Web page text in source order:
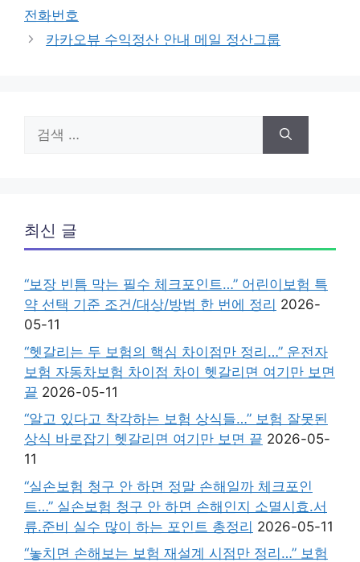
리
전화번호
카카오뷰 수익정산 안내 메일 정산그룹
색:
최신 글
“보장 빈틈 막는 필수 체크포인트…” 어린이보험 특
약 선택 기준 조건/대상/방법 한 번에 정리 2026-
05-11
“헷갈리는 두 보험의 핵심 차이점만 정리…” 운전자
보험 자동차보험 차이점 차이 헷갈리면 여기만 보면
끝 2026-05-11
“알고 있다고 착각하는 보험 상식들…” 보험 잘못된
상식 바로잡기 헷갈리면 여기만 보면 끝 2026-05-
11
“실손보험 청구 안 하면 정말 손해일까 체크포인
트…” 실손보험 청구 안 하면 손해인지 소멸시효.서
류.준비 실수 많이 하는 포인트 총정리 2026-05-11
“놓치면 손해보는 보험 재설계 시점만 정리…” 보험